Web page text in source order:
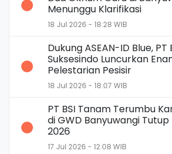
Menunggu Klarifikasi
18 Jul 2026 - 18:28 WIB
Dukung ASEAN-ID Blue, PT
Suksesindo Luncurkan
Pelestarian Pesisir
18 Jul 2026 - 18:07 WIB
PT BSI Tanam Terumbu
di GWD Banyuwangi Tutup
2026
17 Jul 2026 - 12:08 WIB